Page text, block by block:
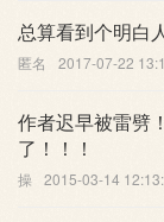
总算看到个明白
匿名 2017-07-22
作者迟早被雷劈
了！！！
操 2015-03-14